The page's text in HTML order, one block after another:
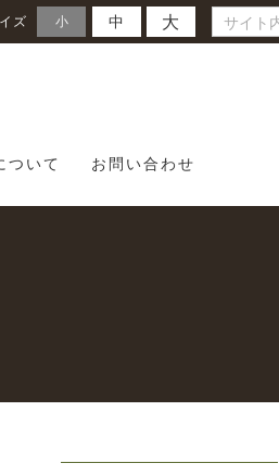
ズ 小 中 大
ついて お問い合わせ